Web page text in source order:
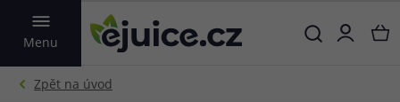
Menu
VYHLEDAT